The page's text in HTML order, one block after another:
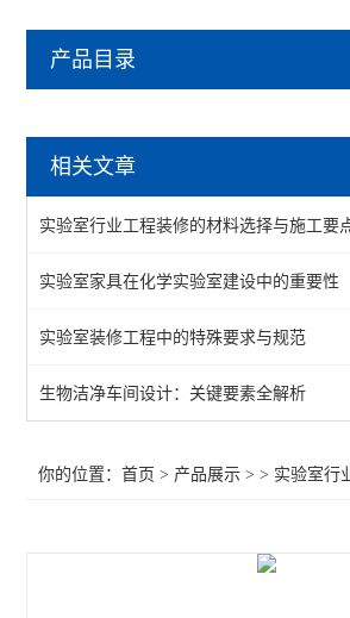
产品目录
相关文章
实验室行业工程装修的材料选择与施工要
实验室家具在化学实验室建设中的重要性
实验室装修工程中的特殊要求与规范
生物洁净车间设计：关键要素全解析
你的位置：首页 > 产品展示 > > 实验室行